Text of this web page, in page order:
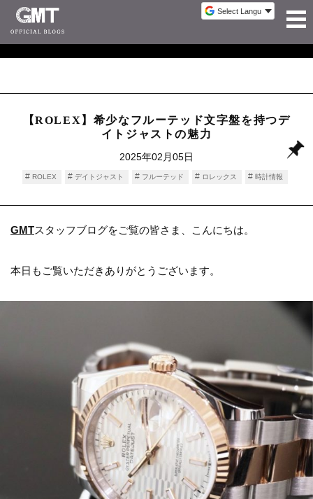
【ROLEX】希少なフルーテッド文字盤を持つデ
イトジャストの魅力
2025年02月05日
ROLEX デイトジャスト フルーテッド ロレックス 時計情報
GMTスタッフブログをご覧の皆さま、こんにちは。
本日もご覧いただきありがとうございます。